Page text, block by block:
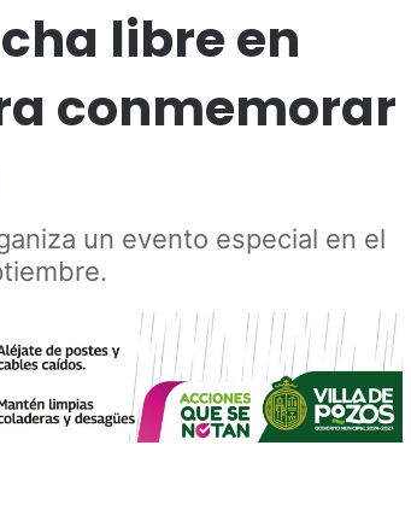
libre en
conmemorar
un evento especial en el